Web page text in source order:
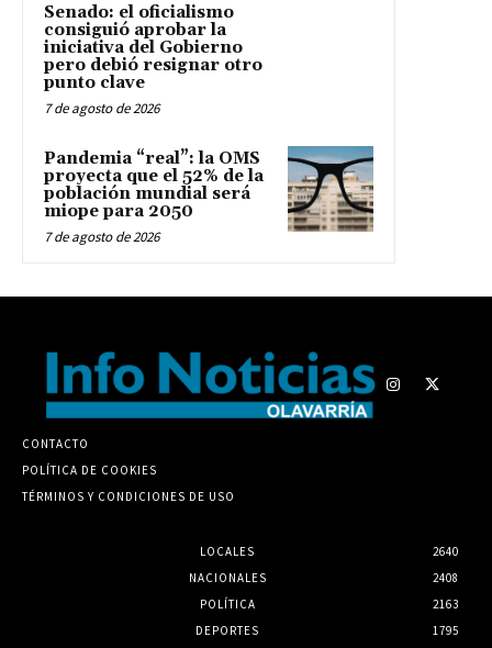
Senado: el oficialismo
consiguió aprobar la
iniciativa del Gobierno
pero debió resignar otro
punto clave
7 de agosto de 2026
Pandemia “real”: la OMS
proyecta que el 52% de la
población mundial será
miope para 2050
7 de agosto de 2026
CONTACTO
POLÍTICA DE COOKIES
TÉRMINOS Y CONDICIONES DE USO
LOCALES
2640
NACIONALES
2408
POLÍTICA
2163
DEPORTES
1795